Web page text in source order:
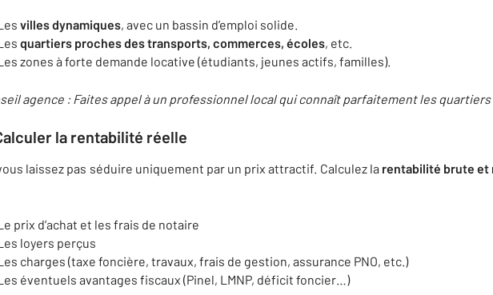
villes dynamiques, avec un bassin d’emploi solide.
quartiers proches des transports, commerces, écoles, etc.
zones à forte demande locative (étudiants, jeunes actifs, familles).
agence : Faites appel à un professionnel local qui connaît parfaitement les
la rentabilité réelle
laissez pas séduire uniquement par un prix attractif. Calculez la rentabilité brute et
prix d’achat et les frais de notaire
loyers perçus
charges (taxe foncière, travaux, frais de gestion, assurance PNO, etc.)
éventuels avantages fiscaux (Pinel, LMNP, déficit foncier…)